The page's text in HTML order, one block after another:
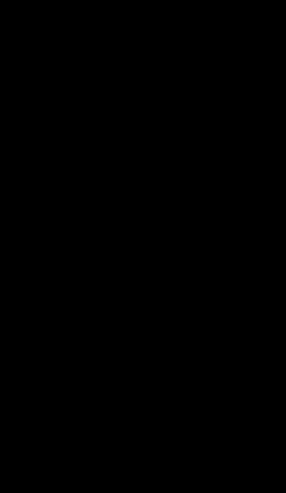
の分析レポートをリアルタイムで
略できるようにすることで、トラ
ス向上を実現します。